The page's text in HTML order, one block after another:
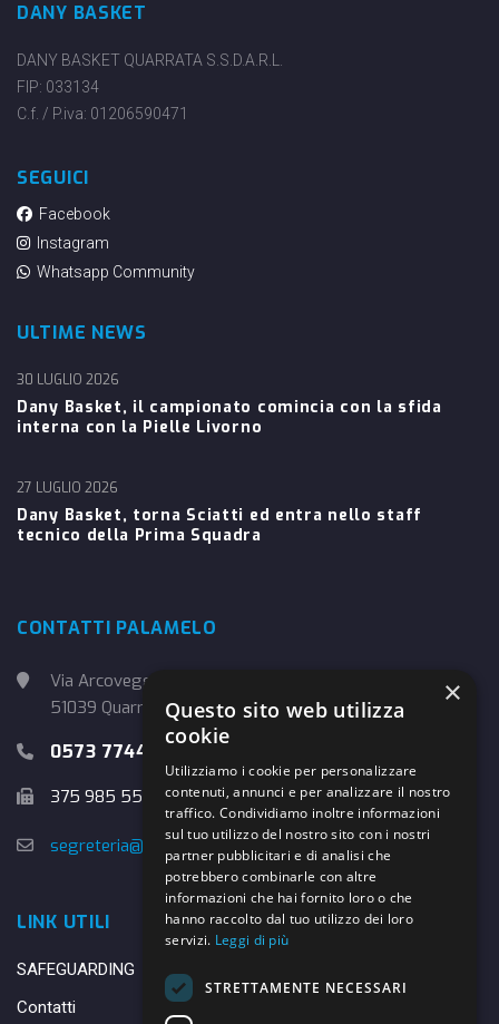
DANY BASKET
DANY BASKET QUARRATA S.S.D.A.R.L.
FIP: 033134
C.f. / P.iva: 01206590471
SEGUICI
Facebook
Instagram
Whatsapp Community
ULTIME NEWS
Dany Basket, il campionato comincia con la sfida
interna con la Pielle Livorno
30 LUGLIO 2026
Dany Basket, torna Sciatti ed entra nello staff
tecnico della Prima Squadra
27 LUGLIO 2026
CONTATTI PALAMELO
Via Arcoveggio, 4
51039 Quarrata (PT)
0573 774457
375 985 5526
segreteria@danybasket.it
LINK UTILI
SAFEGUARDING
Contatti
×
Questo sito web utilizza
cookie
Utilizziamo i cookie per personalizzare
contenuti, annunci e per analizzare il nostro
traffico. Condividiamo inoltre informazioni
sul tuo utilizzo del nostro sito con i nostri
partner pubblicitari e di analisi che
potrebbero combinarle con altre
informazioni che hai fornito loro o che
hanno raccolto dal tuo utilizzo dei loro
servizi. Leggi di più
STRETTAMENTE NECESSARI